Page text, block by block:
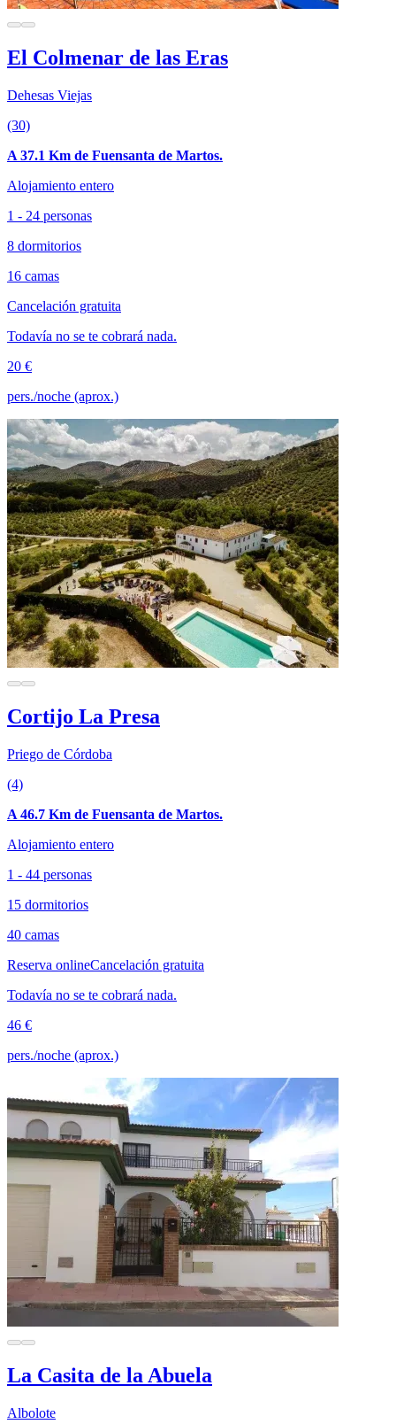
El Colmenar de las Eras
Dehesas Viejas
(30)
A 37.1 Km de Fuensanta de Martos.
Alojamiento entero
1 - 24 personas
8 dormitorios
16 camas
Cancelación gratuita
Todavía no se te cobrará nada.
20 €
pers./noche (aprox.)
Cortijo La Presa
Priego de Córdoba
(4)
A 46.7 Km de Fuensanta de Martos.
Alojamiento entero
1 - 44 personas
15 dormitorios
40 camas
Reserva onlineCancelación gratuita
Todavía no se te cobrará nada.
46 €
pers./noche (aprox.)
La Casita de la Abuela
Albolote